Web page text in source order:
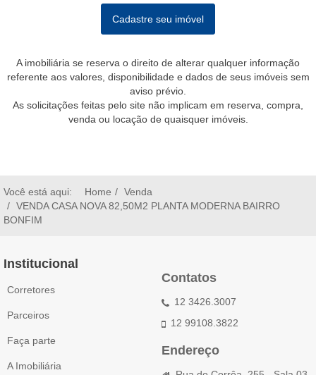
Cadastre seu imóvel
A imobiliária se reserva o direito de alterar qualquer informação
referente aos valores, disponibilidade e dados de seus imóveis sem
aviso prévio.
As solicitações feitas pelo site não implicam em reserva, compra,
venda ou locação de quaisquer imóveis.
Você está aqui: Home
Venda
VENDA CASA NOVA 82,50M2 PLANTA MODERNA BAIRRO
BONFIM
Institucional
Corretores
Parceiros
Faça parte
A Imobiliária
Contatos
12 3426.3007
12 99108.3822
Endereço